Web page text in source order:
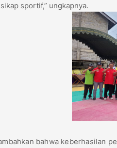
sportif,” ungkapnya.
bahwa keberhasilan